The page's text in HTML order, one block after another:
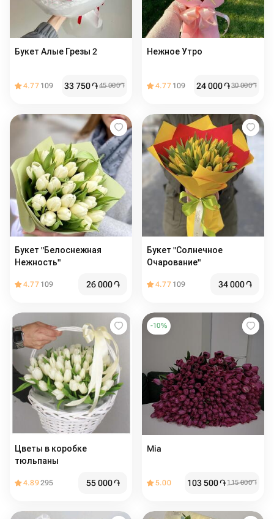
Букет Алые Грезы 2
4.77 109 33 750֏45 000֏
Нежное Утро
4.77 109 24 000֏30 000֏
Букет "Белоснежная
Нежность"
4.77 109 26 000֏
Букет "Солнечное
Очарование"
4.77 109 34 000֏
Цветы в коробке
тюльпаны
4.89295 55 000֏
-10%
Mia
5.00 103 500֏ 115 000֏